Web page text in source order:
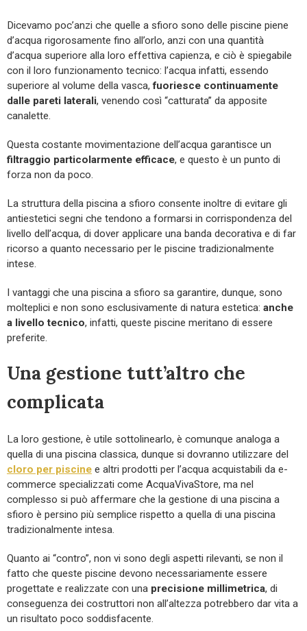
Dicevamo poc’anzi che quelle a sfioro sono delle piscine piene
d’acqua rigorosamente fino all’orlo, anzi con una quantità
d’acqua superiore alla loro effettiva capienza, e ciò è spiegabile
con il loro funzionamento tecnico: l’acqua infatti, essendo
superiore al volume della vasca,fuoriesce continuamente
dalle pareti laterali, venendo così “catturata” da apposite
canalette.
Questa costante movimentazione dell’acqua garantisce un
filtraggio particolarmente efficace, e questo è un punto di
forza non da poco.
La struttura della piscina a sfioro consente inoltre di evitare gli
antiestetici segni che tendono a formarsi in corrispondenza del
livello dell’acqua, di dover applicare una banda decorativa e di far
ricorso a quanto necessario per le piscine tradizionalmente
intese.
I vantaggi che una piscina a sfioro sa garantire, dunque, sono
molteplici e non sono esclusivamente di natura estetica: anche
a livello tecnico, infatti, queste piscine meritano di essere
preferite.
Una gestione tutt’altro che
complicata
La loro gestione, è utile sottolinearlo, è comunque analoga a
quella di una piscina classica, dunque si dovranno utilizzare del
cloro per piscine e altri prodotti per l’acqua acquistabili da e-
commerce specializzati come AcquaVivaStore, ma nel
complesso si può affermare che la gestione di una piscina a
sfioro è persino più semplice rispetto a quella di una piscina
tradizionalmente intesa.
Quanto ai “contro”, non vi sono degli aspetti rilevanti, se non il
fatto che queste piscine devono necessariamente essere
progettate e realizzate con una precisione millimetrica, di
conseguenza dei costruttori non all’altezza potrebbero dar vita a
un risultato poco soddisfacente.